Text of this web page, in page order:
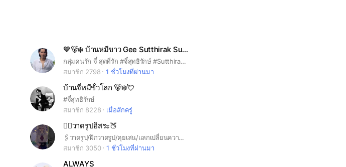
💙🐻‍❄️ บ้านหมีขาว Gee Sutthirak Subvijitra Fanclub สุดที่รัก
กลุ่มคนรัก จี๋ สุดที่รัก #จี๋สุทธิรักษ์ #Sutthirak #อนงค์ #myboo #สุทธิรักษ์ทรัพย์วิจิตร #ภาพยนต์ #พี่จี๋ #จี๋4kings #4kings #Geesutthirak #Gee #สุดที่รัก #หมีขั่วโลก
สมาชิก 2798
1 ชั่วโมงที่ผ่านมา
บ้านจี๋หมีขั้วโลก 🐻‍❄️💘
#จี๋สุทธิรักษ์
สมาชิก 8228
เมื่อสักครู่
👉🏻วาดรูปอิสระ🍑
🖇วาดรูป/ฝึกวาดรูป/คุยเล่น/แลกเปลี่ยนความรู้/และแปะผลงาน•√•✨ 『กลุ่มนี้ต้อนรับทุกคนครับ』 **วาดสวยหรือไม่สวยหรือจะวาดไม่เป็นก็เข้าได้✨💗 **เข้ามาแล้วอย่าลืมอ่านกฏในโน้ตด้วยนะครับ^^
สมาชิก 3050
1 ชั่วโมงที่ผ่านมา
ALWAYS